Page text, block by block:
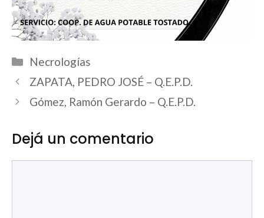
Categorías
Necrologías
ZAPATA, PEDRO JOSÉ – Q.E.P.D.
Gómez, Ramón Gerardo – Q.E.P.D.
Dejá un comentario